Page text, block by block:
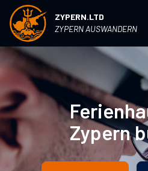
ZYPERN.LTD
ZYPERN AUSWANDERN
Zypern